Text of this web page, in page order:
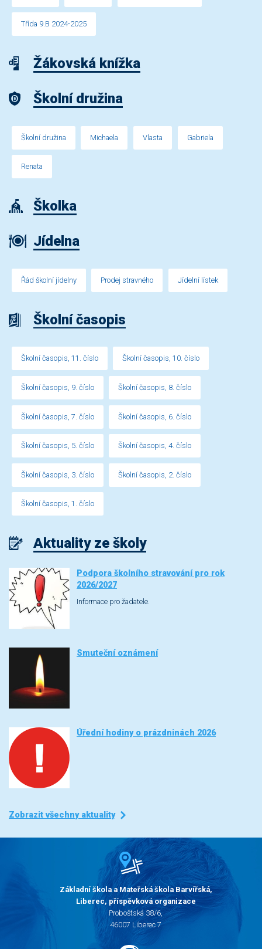
Třída 9.B 2024-2025
Žákovská knížka
Školní družina
Školní družina Michaela Vlasta Gabriela
Renata
Školka
Jídelna
Řád školní jídelny Prodej stravného Jídelní lístek
Školní časopis
Školní časopis, 11. číslo Školní časopis, 10. číslo
Školní časopis, 9. číslo Školní časopis, 8. číslo
Školní časopis, 7. číslo Školní časopis, 6. číslo
Školní časopis, 5. číslo Školní časopis, 4. číslo
Školní časopis, 3. číslo Školní časopis, 2. číslo
Školní časopis, 1. číslo
Aktuality ze školy
Podpora školního stravování pro rok
2026/2027
Informace pro žadatele.
Smuteční oznámení
Úřední hodiny o prázdninách 2026
Zobrazit všechny aktuality
Základní škola a Mateřská škola Barvířská,
Liberec, příspěvková organizace
Proboštská 38/6,
46007 Liberec 7